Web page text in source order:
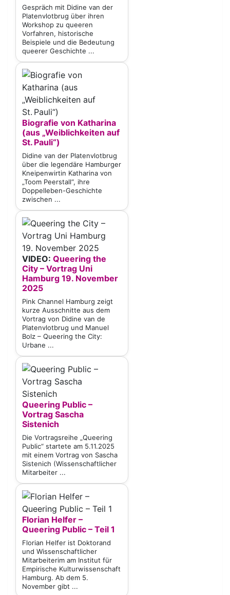
Gespräch mit Didine van der
Platenvlotbrug über ihren
Workshop zu queeren
Vorfahren, historische
Beispiele und die Bedeutung
queerer Geschichte ...
Biografie von Katharina
(aus „Weiblichkeiten auf
St. Pauli“)
Didine van der Platenvlotbrug
über die legendäre Hamburger
Kneipenwirtin Katharina von
„Toom Peerstall“, ihre
Doppelleben-Geschichte
zwischen ...
VIDEO: Queering the
City – Vortrag Uni
Hamburg 19. November
2025
Pink Channel Hamburg zeigt
kurze Ausschnitte aus dem
Vortrag von Didine van de
Platenvlotbrug und Manuel
Bolz – Queering the City:
Urbane ...
Queering Public –
Vortrag Sascha
Sistenich
Die Vortragsreihe „Queering
Public“ startete am 5.11.2025
mit einem Vortrag von Sascha
Sistenich (Wissenschaftlicher
Mitarbeiter ...
Florian Helfer –
Queering Public – Teil 1
Florian Helfer ist Doktorand
und Wissenschaftlicher
Mitarbeiterim am Institut für
Empirische Kulturwissenschaft
Hamburg. Ab dem 5.
November gibt ...